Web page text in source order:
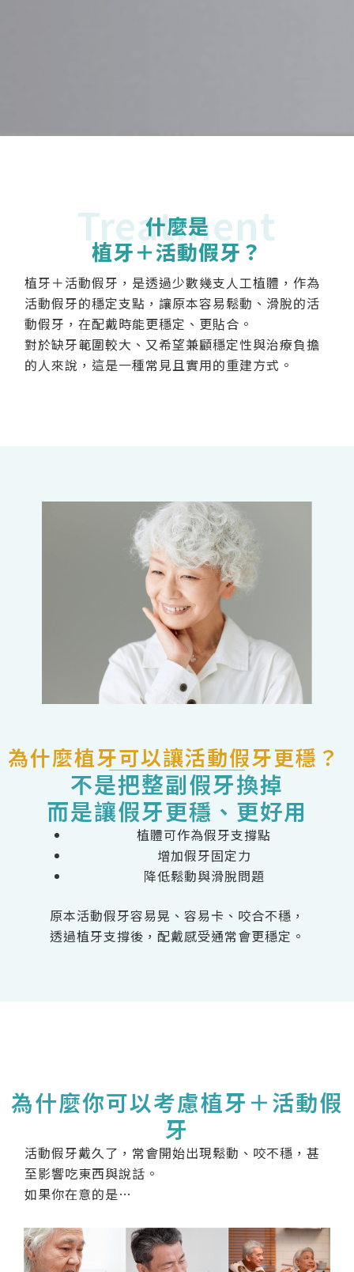
Treatment
什麼是
植牙＋活動假牙？
植牙＋活動假牙，是透過少數幾支人工植體，作為
活動假牙的穩定支點，讓原本容易鬆動、滑脫的活
動假牙，在配戴時能更穩定、更貼合。
對於缺牙範圍較大、又希望兼顧穩定性與治療負擔
的人來說，這是一種常見且實用的重建方式。
為什麼植牙可以讓活動假牙更穩？
不是把整副假牙換掉
而是讓假牙更穩、更好用
植體可作為假牙支撐點
增加假牙固定力
降低鬆動與滑脫問題
原本活動假牙容易晃、容易卡、咬合不穩，
透過植牙支撐後，配戴感受通常會更穩定。
為什麼你可以考慮植牙＋活動假
牙
活動假牙戴久了，常會開始出現鬆動、咬不穩，甚
至影響吃東西與說話。
如果你在意的是…